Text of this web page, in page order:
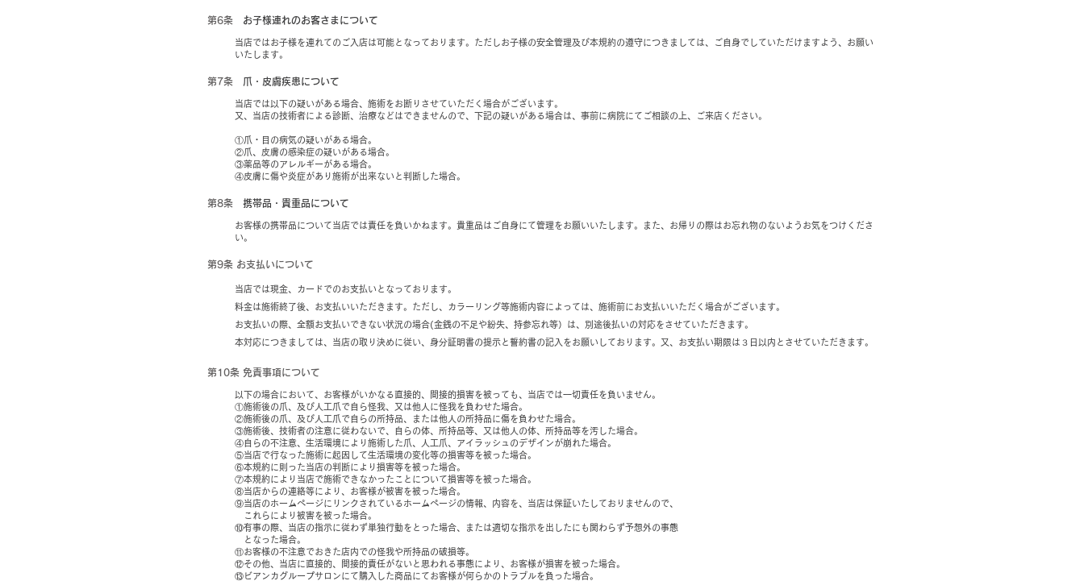
第6条 お子様連れのお客さまについて
当店ではお子様を連れてのご入店は可能となっております。ただしお子様の安全管理及び本規約の遵守につきましては、ご自身でしていただけますよう、お願い
いたします。
第7条 爪・皮膚疾患について
当店では以下の疑いがある場合、施術をお断りさせていただく場合がございます。
又、当店の技術者による診断、治療などはできませんので、下記の疑いがある場合は、事前に病院にてご相談の上、ご来店ください。
①爪・目の病気の疑いがある場合。
②爪、皮膚の感染症の疑いがある場合。
③薬品等のアレルギーがある場合。
④皮膚に傷や炎症があり施術が出来ないと判断した場合。
第8条 携帯品・貴重品について
お客様の携帯品について当店では責任を負いかねます。貴重品はご自身にて管理をお願いいたします。また、お帰りの際はお忘れ物のないようお気をつけくださ
い。
第9条 お支払いについて
当店では現金、カードでのお支払いとなっております。
料金は施術終了後、お支払いいただきます。ただし、カラーリング等施術内容によっては、施術前にお支払いいただく場合がございます。
お支払いの際、全額お支払いできない状況の場合(金銭の不足や紛失、持参忘れ等）は、別途後払いの対応をさせていただきます。
本対応につきましては、当店の取り決めに従い、身分証明書の提示と誓約書の記入をお願いしております。又、お支払い期限は３日以内とさせていただきます。
第10条 免責事項について
以下の場合において、お客様がいかなる直接的、間接的損害を被っても、当店では一切責任を負いません。
①施術後の爪、及び人工爪で自ら怪我、又は他人に怪我を負わせた場合。
②施術後の爪、及び人工爪で自らの所持品、または他人の所持品に傷を負わせた場合。
③施術後、技術者の注意に従わないで、自らの体、所持品等、又は他人の体、所持品等を汚した場合。
④自らの不注意、生活環境により施術した爪、人工爪、アイラッシュのデザインが崩れた場合。
⑤当店で行なった施術に起因して生活環境の変化等の損害等を被った場合。
⑥本規約に則った当店の判断により損害等を被った場合。
⑦本規約により当店で施術できなかったことについて損害等を被った場合。
⑧当店からの連絡等により、お客様が被害を被った場合。
⑨当店のホームページにリンクされているホームページの情報、内容を、当店は保証いたしておりませんので、
これらにより被害を被った場合。
⑩有事の際、当店の指示に従わず単独行動をとった場合、または適切な指示を出したにも関わらず予想外の事態
となった場合。
⑪お客様の不注意でおきた店内での怪我や所持品の破損等。
⑫その他、当店に直接的、間接的責任がないと思われる事態により、お客様が損害を被った場合。
⑬ビアンカグループサロンにて購入した商品にてお客様が何らかのトラブルを負った場合。